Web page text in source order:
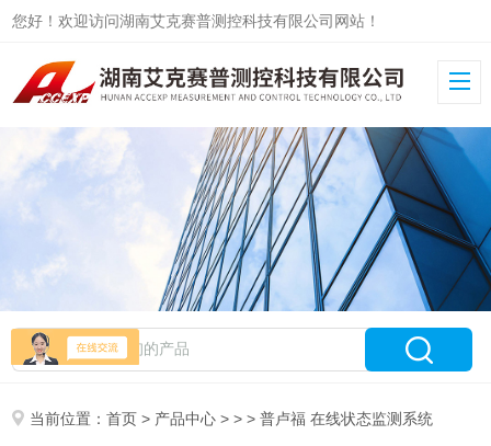
您好！欢迎访问湖南艾克赛普测控科技有限公司网站！
当前位置：首页 > 产品中心 > > > 普卢福 在线状态监测系统